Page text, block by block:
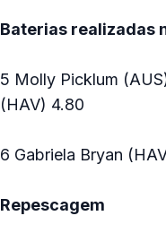
Baterias realizadas
5 Molly Picklum
(HAV) 4.80
6 Gabriela Bryan
Repescagem